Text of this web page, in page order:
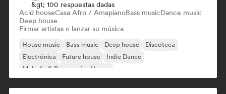
&gt; 100 respuestas dadas
Acid houseCasa Afro / AmapianoBass musicDance music
Deep house
Firmar artistas o lanzar su música
House music Bass music Deep house
Discoteca
Electrónica
Future house
Indie Dance
Melodic & Progressive House